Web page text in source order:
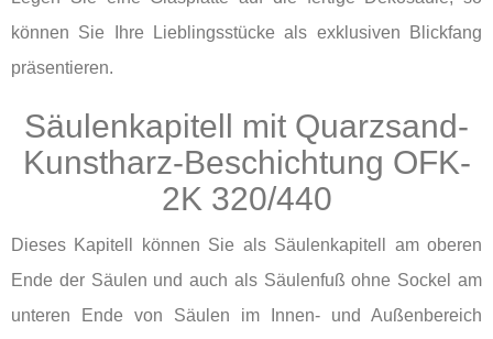
können Sie Ihre Lieblingsstücke als exklusiven Blickfang
präsentieren.
Säulenkapitell mit Quarzsand-
Kunstharz-Beschichtung OFK-
2K 320/440
Dieses Kapitell können Sie als Säulenkapitell am oberen
Ende der Säulen und auch als Säulenfuß ohne Sockel am
unteren Ende von Säulen im Innen- und Außenbereich